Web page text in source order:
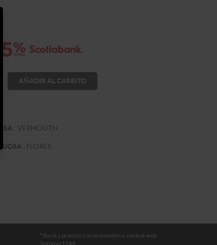
AÑADIR AL CARRITO
: VERMOUTH
: FLORES
* Stock y precios corresponden a central web
Soriano 1249